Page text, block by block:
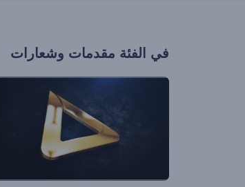
في الفئة مقدمات وشعارات